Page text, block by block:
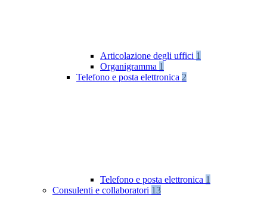
Articolazione degli uffici 1
Organigramma 1
Telefono e posta elettronica 2
Telefono e posta elettronica 1
Consulenti e collaboratori 13